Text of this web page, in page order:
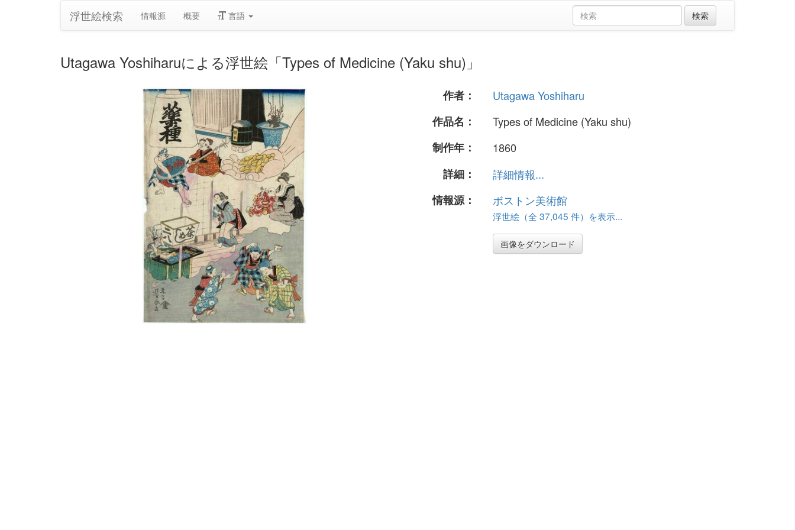
浮世絵検索 情報源 概要 言語
Utagawa Yoshiharuによる浮世絵「Types of Medicine (Yaku shu)」
作者：
Utagawa Yoshiharu
作品名：
Types of Medicine (Yaku shu)
制作年：
1860
詳細：
詳細情報...
情報源：
ボストン美術館
浮世絵（全 37,045 件）を表示...
画像をダウンロード